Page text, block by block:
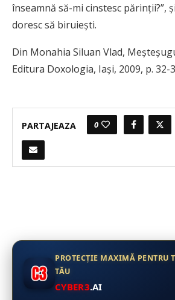
înseamnă să-mi cinstesc părinţii?”,
doresc să biruieşti.
Din Monahia Siluan Vlad,
Editura Doxologia, Iaşi, 2009, p. 32-
PARTAJEAZA 0
PROTECȚIE MAXIMĂ PENTRU
TĂU
CYBER3.AI